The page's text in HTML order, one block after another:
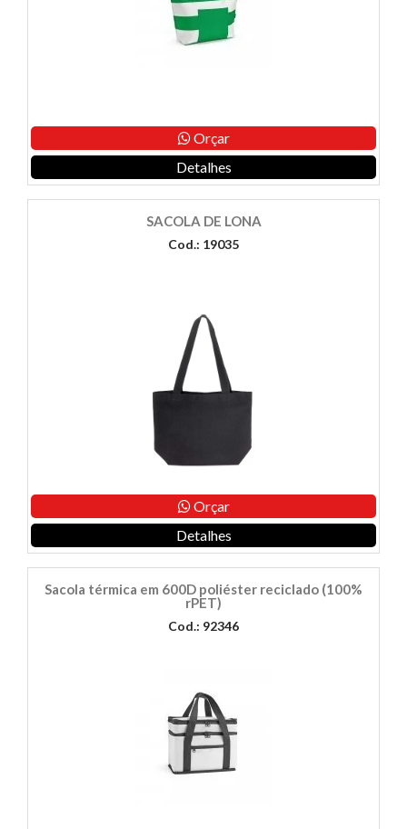
Orçar
Detalhes
SACOLA DE LONA
Cod.: 19035
Orçar
Detalhes
Sacola térmica em 600D poliéster reciclado (100%
rPET)
Cod.: 92346